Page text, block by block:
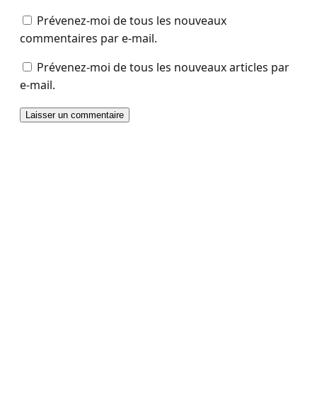
Prévenez-moi de tous les nouveaux
commentaires par e-mail.
Prévenez-moi de tous les nouveaux articles par
e-mail.